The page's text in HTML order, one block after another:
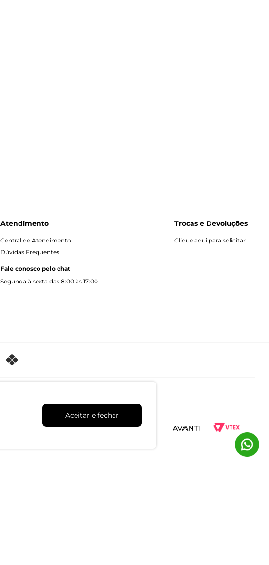
Aceitar e fechar
Atendimento
Central de Atendimento
Dúvidas Frequentes
Fale conosco pelo chat
Segunda à sexta das 8:00 às 17:00
Trocas e Devoluções
Clique aqui para solicitar